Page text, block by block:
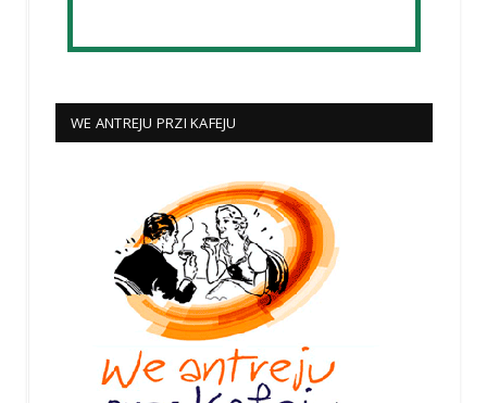
WE ANTREJU PRZI KAFEJU